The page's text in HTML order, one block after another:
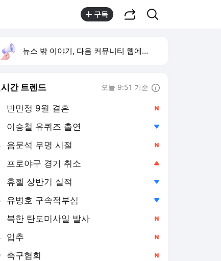
구독
뉴스 밖 이야기, 다음 커뮤니티 웹에서 보기
간 트렌드 오늘 9:51 기준
반민정 9월 결혼
이승철 유퀴즈 출연
음문석 무명 시절
프로야구 경기 취소
휴젤 상반기 실적
유병호 구속적부심
북한 탄도미사일 발사
입추
축구협회